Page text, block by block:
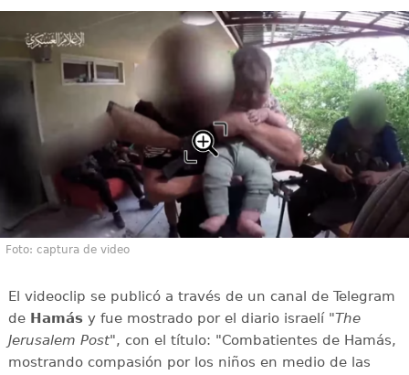
Foto: captura de video
El videoclip se publicó a través de un canal de Telegram
de Hamásy fue mostrado por el diario israelí "The
Jerusalem Post", con el título: "Combatientes de Hamás,
mostrando compasión por los niños en medio de las